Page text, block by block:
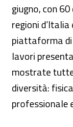
giugno, con
regioni
piattaforma di
lavori
mostrate
diversità:
professionale